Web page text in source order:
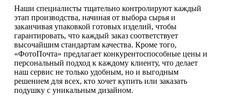
Наши специалисты тщательно контролируют каждый
этап производства, начиная от выбора сырья и
заканчивая упаковкой готовых изделий, чтобы
гарантировать, что каждый заказ соответствует
высочайшим стандартам качества. Кроме того,
«ФотоПочта» предлагает конкурентоспособные цены и
персональный подход к каждому клиенту, что делает
наш сервис не только удобным, но и выгодным
решением для всех, кто хочет купить или заказать
подушку с уникальным дизайном.